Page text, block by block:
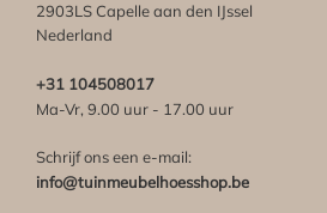
2903LS Capelle aan den IJssel
Nederland
+31 104508017
Ma-Vr, 9.00 uur - 17.00 uur
Schrijf ons een e-mail:
info@tuinmeubelhoesshop.be